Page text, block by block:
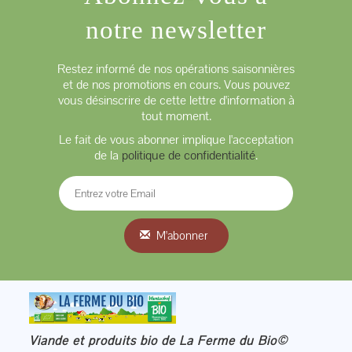
notre newsletter
Restez informé de nos opérations saisonnières
et de nos promotions en cours. Vous pouvez
vous désinscrire de cette lettre d'information à
tout moment.
Le fait de vous abonner implique l'acceptation
de la politique de confidentialité.
M'abonner
Viande et produits bio de La Ferme du Bio©